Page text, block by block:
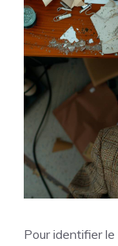
Pour identifier